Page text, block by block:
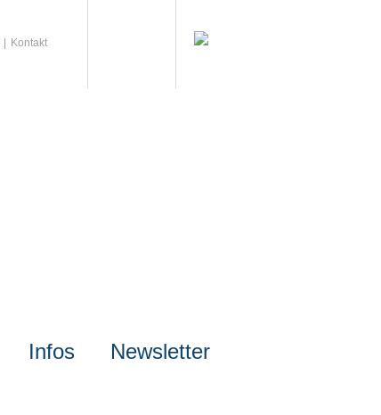
Kontakt
Infos Newsletter